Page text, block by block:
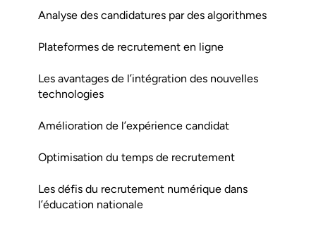
Analyse des candidatures par des algorithmes
Plateformes de recrutement en ligne
Les avantages de l’intégration des nouvelles
technologies
Amélioration de l’expérience candidat
Optimisation du temps de recrutement
Les défis du recrutement numérique dans
l’éducation nationale